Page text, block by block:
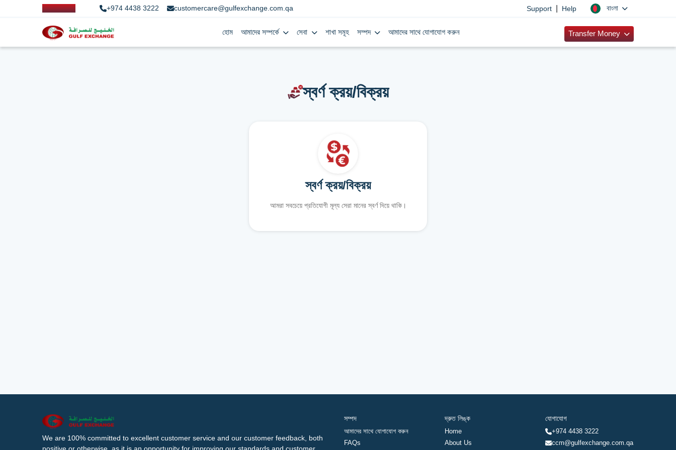
+974 4438 3222 customercare@gulfexchange.com.qa Support Help বাংলা
হোম আমাদের সম্পর্কে সেবা শাখা সমূহ সম্পদ আমাদের সাথে যোগাযোগ করুন Transfer Money
স্বর্ণ ক্রয়/বিক্রয়
স্বর্ণ ক্রয়/বিক্রয়
আমরা সবচেয়ে প্রতিযোগী মূল্য সেরা মানের স্বর্ণ দিয়ে থাকি।
We are 100% committed to excellent customer service and our customer feedback, both
সম্পদ
আমাদের সাথে যোগাযোগ করুন
FAQs
দ্রুত লিঙ্ক
Home
About Us
যোগাযোগ
+974 4438 3222
ccm@gulfexchange.com.qa